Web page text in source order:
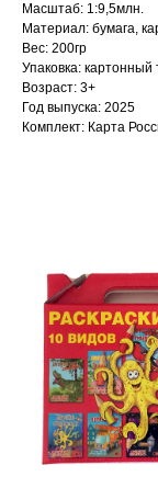
Масштаб: 1:9,5млн.
Материал: бумага,
Вес: 200гр
Упаковка: картонный
Возраст: 3+
Год выпуска: 2025
Комплект: Карта